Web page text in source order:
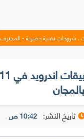
، شروحات تقنية حصرية - المحترف
تاريخ النشر: 10:42 ص